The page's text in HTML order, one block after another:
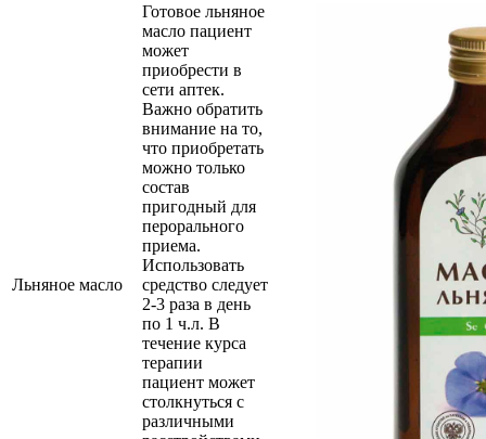
Льняное масло
Готовое льняное
масло пациент
может
приобрести в
сети аптек.
Важно обратить
внимание на то,
что приобретать
можно только
состав
пригодный для
перорального
приема.
Использовать
средство следует
2-3 раза в день
по 1 ч.л. В
течение курса
терапии
пациент может
столкнуться с
различными